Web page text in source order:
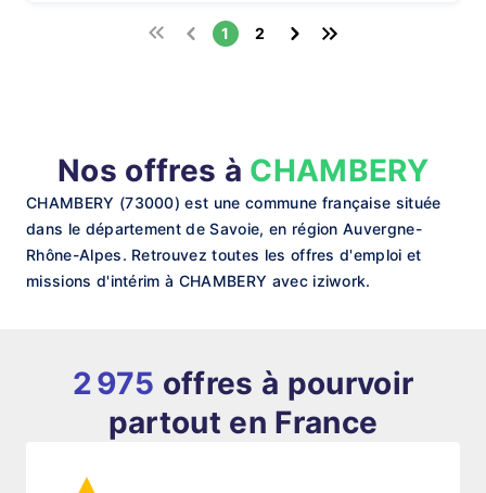
1 2
Nos offres à CHAMBERY
CHAMBERY (73000) est une commune française située
dans le département de Savoie, en région Auvergne-
Rhône-Alpes. Retrouvez toutes les offres d'emploi et
missions d'intérim à CHAMBERY avec iziwork.
2 975 offres à pourvoir
partout en France